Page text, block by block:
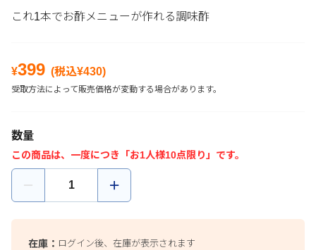
これ1本でお酢メニューが作れる調味酢
¥399 (税込¥430)
受取方法によって販売価格が変動する場合があります。
数量
この商品は、一度につき「お1人様10点限り」です。
在庫： ログイン後、在庫が表示されます